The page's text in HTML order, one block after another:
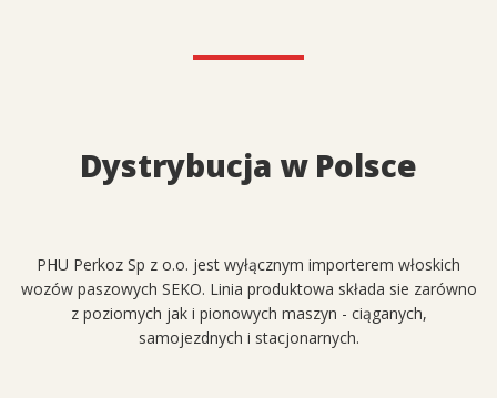
Dystrybucja w Polsce
PHU Perkoz Sp z o.o. jest wyłącznym importerem włoskich
wozów paszowych SEKO. Linia produktowa składa sie zarówno
z poziomych jak i pionowych maszyn - ciąganych,
samojezdnych i stacjonarnych.